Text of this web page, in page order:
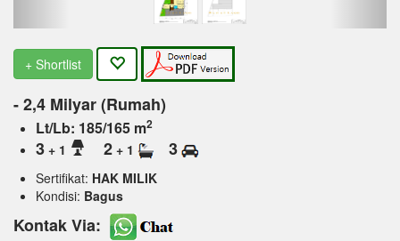
+ Shortlist
- 2,4 Milyar (Rumah)
Lt/Lb: 185/165 m2
3 + 1 2 + 1 3
Sertifikat: HAK MILIK
Kondisi: Bagus
Kontak Via: